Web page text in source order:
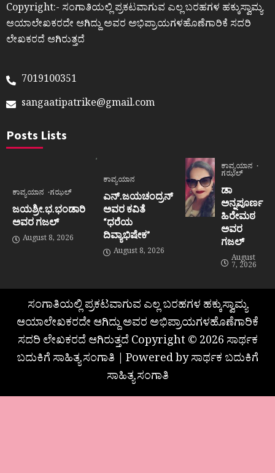
Copyright:- ಸಂಗಾತಿಯಲ್ಲಿ ಪ್ರಕಟವಾಗುವ ಎಲ್ಲ ಬರಹಗಳ ಹಕ್ಕುಸ್ವಾಮ್ಯ
ಆಯಾಲೇಖಕರದೇ ಆಗಿದ್ದು ಅವರ ಅಭಿಪ್ರಾಯಗಳಹೊಣೆಗಾರಿಕೆ ಸದರಿ
ಲೇಖಕರದೆ ಆಗಿರುತ್ತದೆ
7019100351
sangaatipatrike@gmail.com
Posts Lists
ಕಾವ್ಯಯಾನ ಗಝಲ್
ಜಯಶ್ರೀ.ಭ.ಭಂಡಾರಿ
ಅವರ ಗಜಲ್
August 8, 2026
ಕಾವ್ಯಯಾನ
ಎನ್.ಜಯಚಂದ್ರನ್
ಅವರ ಕವಿತೆ
“ಧರೆಯ
ದಿವ್ಯಾಭಿಷೇಕ”
August 8, 2026
ಕಾವ್ಯಯಾನ
ಗಝಲ್
ಡಾ
ಅನ್ನಪೂರ್ಣ
ಹಿರೇಮಠ
ಅವರ
ಗಜಲ್
August
7, 2026
ಸಂಗಾತಿಯಲ್ಲಿ ಪ್ರಕಟವಾಗುವ ಎಲ್ಲ ಬರಹಗಳ ಹಕ್ಕುಸ್ವಾಮ್ಯ
ಆಯಾಲೇಖಕರದೇ ಆಗಿದ್ದು ಅವರ ಅಭಿಪ್ರಾಯಗಳಹೊಣೆಗಾರಿಕೆ
ಸದರಿ ಲೇಖಕರದೆ ಆಗಿರುತ್ತದೆ Copyright © 2026 ಸಾರ್ಥಕ
ಬದುಕಿಗೆ ಸಾಹಿತ್ಯ ಸಂಗಾತಿ | Powered by ಸಾರ್ಥಕ ಬದುಕಿಗೆ
ಸಾಹಿತ್ಯ ಸಂಗಾತಿ